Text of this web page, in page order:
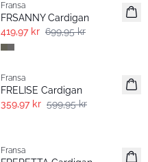
Fransa
FRSANNY Cardigan
419,97 kr 699,95 kr
- 40% | Salg
Fransa
FRELISE Cardigan
359,97 kr 599,95 kr
Basic
Fransa